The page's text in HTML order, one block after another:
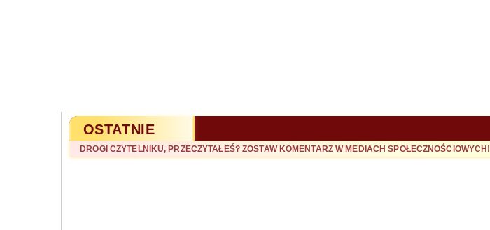
OSTATNIE
DROGI CZYTELNIKU, PRZECZYTAŁEŚ? ZOSTAW KOMENTARZ W MEDIACH SPOŁECZNOŚCIOWYCH!